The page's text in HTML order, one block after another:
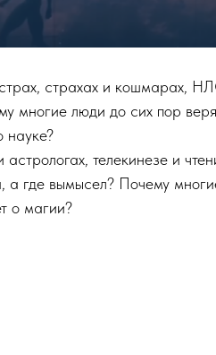
страхах и кошмарах,
многие люди до сих пор
науке?
телекинезе и
а где вымысел? Почему
о магии?